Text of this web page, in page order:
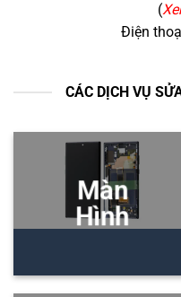
(
Điện
CÁC DỊCH VỤ
Màn
Hình